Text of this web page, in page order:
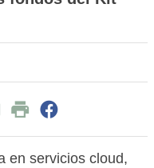
en servicios cloud,